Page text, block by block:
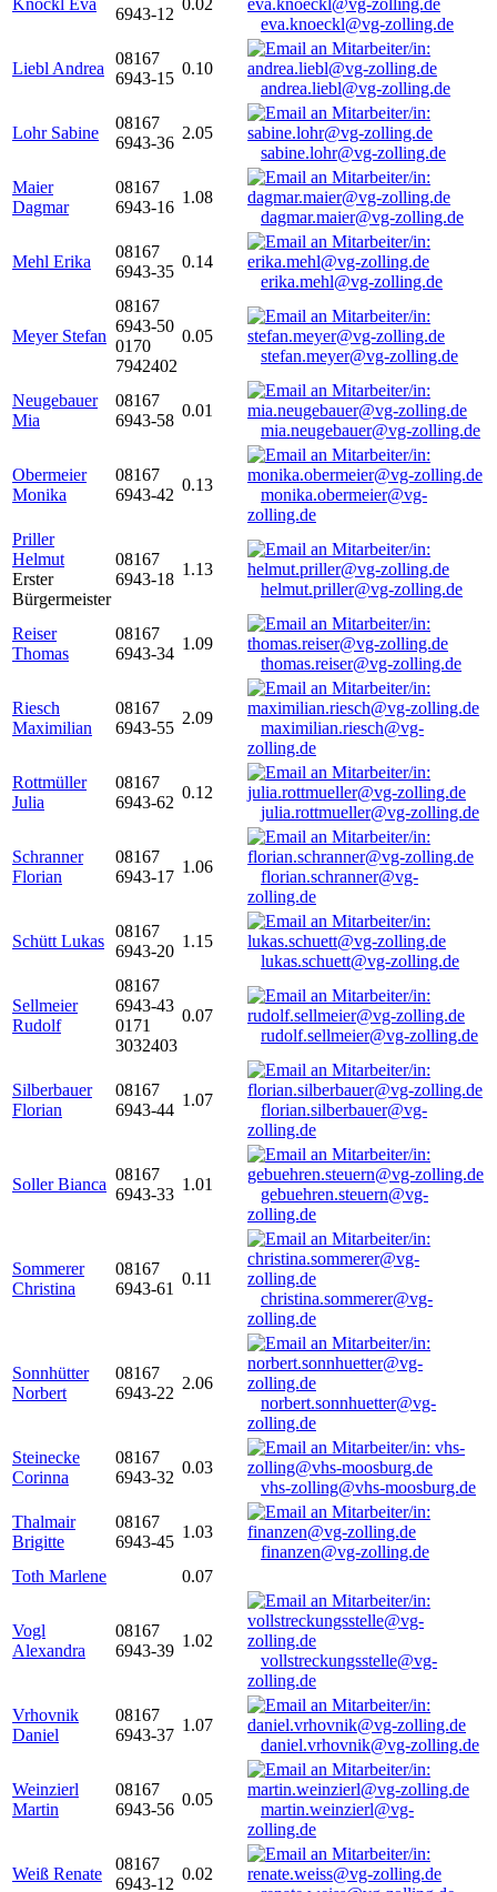
Knöckl Eva
6943-12
0.02
eva.knoeckl@vg-zolling.de
Liebl Andrea
08167
6943-15
0.10
andrea.liebl@vg-zolling.de
Lohr Sabine
08167
6943-36
2.05
sabine.lohr@vg-zolling.de
Maier
Dagmar
08167
6943-16
1.08
dagmar.maier@vg-zolling.de
Mehl Erika
08167
6943-35
0.14
erika.mehl@vg-zolling.de
Meyer Stefan
08167
6943-50
0170
7942402
0.05
stefan.meyer@vg-zolling.de
Neugebauer
Mia
08167
6943-58
0.01
mia.neugebauer@vg-zolling.de
Obermeier
Monika
08167
6943-42
0.13
monika.obermeier@vg-
zolling.de
Priller
Helmut
Erster
Bürgermeister
08167
6943-18
1.13
helmut.priller@vg-zolling.de
Reiser
Thomas
08167
6943-34
1.09
thomas.reiser@vg-zolling.de
Riesch
Maximilian
08167
6943-55
2.09
maximilian.riesch@vg-
zolling.de
Rottmüller
Julia
08167
6943-62
0.12
julia.rottmueller@vg-zolling.de
Schranner
Florian
08167
6943-17
1.06
florian.schranner@vg-
zolling.de
Schütt Lukas
08167
6943-20
1.15
lukas.schuett@vg-zolling.de
Sellmeier
Rudolf
08167
6943-43
0171
3032403
0.07
rudolf.sellmeier@vg-zolling.de
Silberbauer
Florian
08167
6943-44
1.07
florian.silberbauer@vg-
zolling.de
Soller Bianca
08167
6943-33
1.01
gebuehren.steuern@vg-
zolling.de
Sommerer
Christina
08167
6943-61
0.11
christina.sommerer@vg-
zolling.de
Sonnhütter
Norbert
08167
6943-22
2.06
norbert.sonnhuetter@vg-
zolling.de
Steinecke
Corinna
08167
6943-32
0.03
vhs-zolling@vhs-moosburg.de
Thalmair
Brigitte
08167
6943-45
1.03
finanzen@vg-zolling.de
Toth Marlene
0.07
Vogl
Alexandra
08167
6943-39
1.02
vollstreckungsstelle@vg-
zolling.de
Vrhovnik
Daniel
08167
6943-37
1.07
daniel.vrhovnik@vg-zolling.de
Weinzierl
Martin
08167
6943-56
0.05
martin.weinzierl@vg-
zolling.de
Weiß Renate
08167
6943-12
0.02